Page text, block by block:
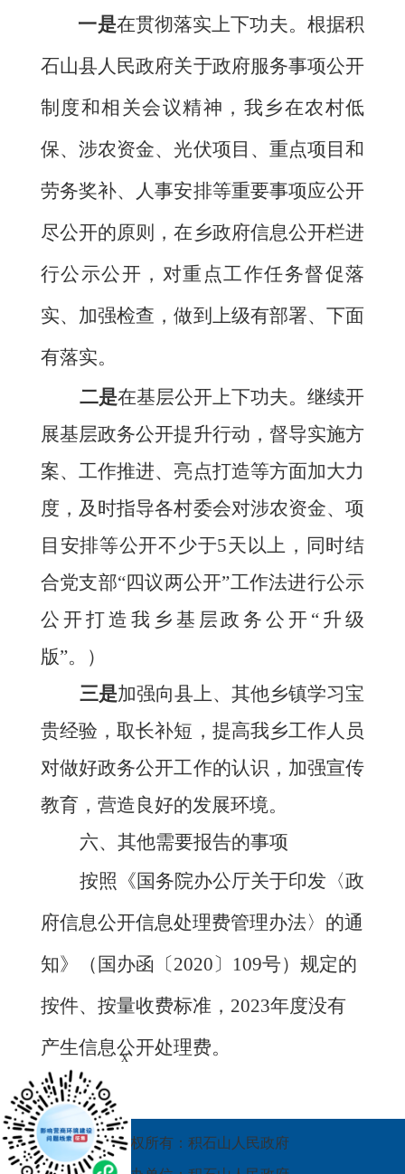
一是在贯彻落实上下功夫。根据积
石山县人民政府关于政府服务事项公开
制度和相关会议精神，我乡在农村低
保、涉农资金、光伏项目、重点项目和
劳务奖补、人事安排等重要事项应公开
尽公开的原则，在乡政府信息公开栏进
行公示公开，对重点工作任务督促落
实、加强检查，做到上级有部署、下面
有落实。
二是在基层公开上下功夫。继续开
展基层政务公开提升行动，督导实施方
案、工作推进、亮点打造等方面加大力
度，及时指导各村委会对涉农资金、项
目安排等公开不少于5天以上，同时结
合党支部“四议两公开”工作法进行公示
公开打造我乡基层政务公开 “ 升级
版”。）
三是加强向县上、其他乡镇学习宝
贵经验，取长补短，提高我乡工作人员
对做好政务公开工作的认识，加强宣传
教育，营造良好的发展环境。
六、其他需要报告的事项
按照《国务院办公厅关于印发〈政
府信息公开信息处理费管理办法〉的通
知》（国办函〔2020〕109号）规定的
按件、按量收费标准， 2023年度没有
产生信息公开处理费。
版权所有：积石山人民政府
x